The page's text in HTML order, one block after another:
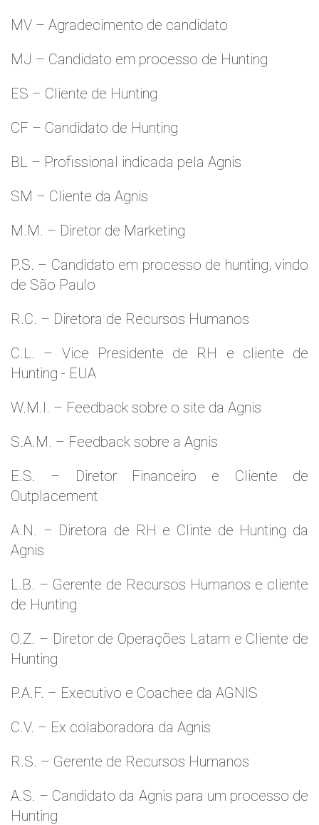
MV – Agradecimento de candidato
MJ – Candidato em processo de Hunting
ES – Cliente de Hunting
CF – Candidato de Hunting
BL – Profissional indicada pela Agnis
SM – Cliente da Agnis
M.M. – Diretor de Marketing
P.S. – Candidato em processo de hunting, vindo
de São Paulo
R.C. – Diretora de Recursos Humanos
C.L. – Vice Presidente de RH e cliente de
Hunting - EUA
W.M.l. – Feedback sobre o site da Agnis
S.A.M. – Feedback sobre a Agnis
E.S. – Diretor Financeiro e Cliente de
Outplacement
A.N. – Diretora de RH e Clinte de Hunting da
Agnis
L.B. – Gerente de Recursos Humanos e cliente
de Hunting
O.Z. – Diretor de Operações Latam e Cliente de
Hunting
P.A.F. – Executivo e Coachee da AGNIS
C.V. – Ex colaboradora da Agnis
R.S. – Gerente de Recursos Humanos
A.S. – Candidato da Agnis para um processo de
Hunting